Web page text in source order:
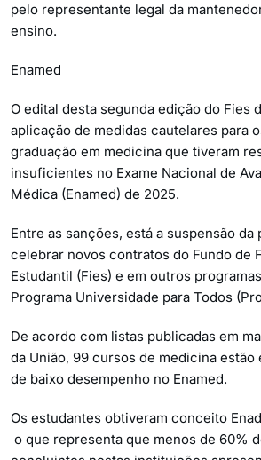
pelo representante legal da
ensino.
Enamed
O edital desta segunda edição do Fies
aplicação de medidas cautelares para
graduação em medicina que tiveram
insuficientes no Exame Nacional de
Médica (Enamed) de 2025.
Entre as sanções, está a suspensão da
celebrar novos contratos do Fundo de
Estudantil (Fies) e em outros
Programa Universidade para Todos
De acordo com listas publicadas em
da União, 99 cursos de medicina estão
de baixo desempenho no Enamed.
Os estudantes obtiveram conceito
o que representa que menos de 60%